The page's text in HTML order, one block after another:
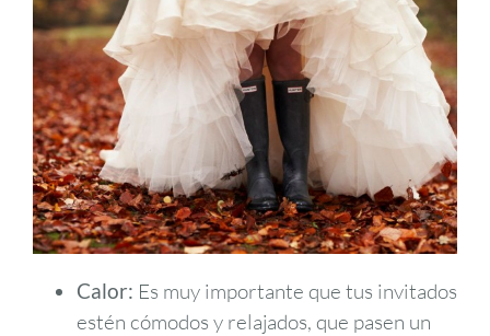
Calor: Es muy importante que tus invitados
estén cómodos y relajados, que pasen un